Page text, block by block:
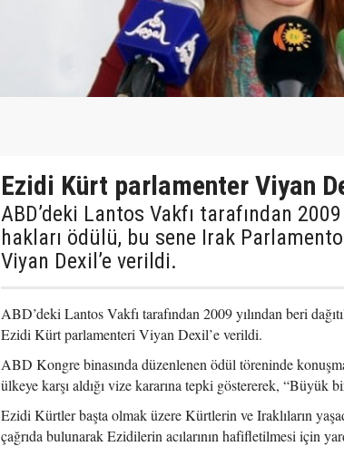
Ezidi Kürt parlamenter Viyan
ABD’deki Lantos Vakfı tarafından
hakları ödülü, bu sene Irak
Viyan Dexil’e verildi.
ABD’deki Lantos Vakfı tarafından 2009 yılından beri
Ezidi Kürt parlamenteri Viyan Dexil’e verildi.
ABD Kongre binasında düzenlenen ödül töreninde
ülkeye karşı aldığı vize kararına tepki göstererek, “Büyük
Ezidi Kürtler başta olmak üzere Kürtlerin ve Iraklıların
çağrıda bulunarak Ezidilerin acılarının hafifletilmesi için